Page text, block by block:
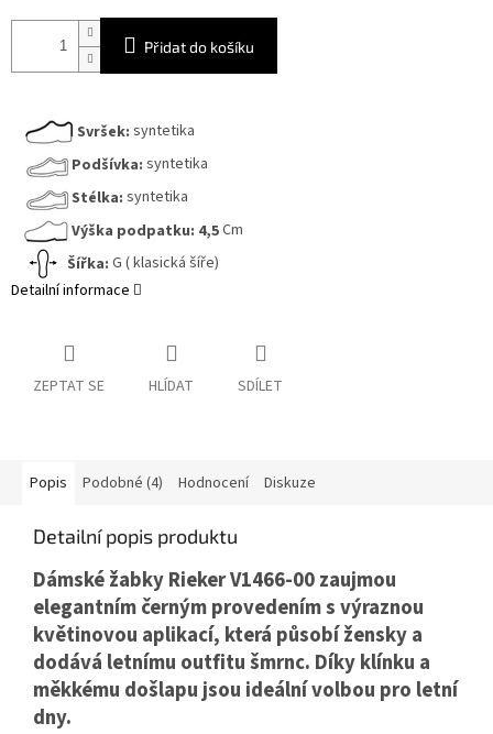
Přidat do košíku
Svršek: syntetika
Podšívka: syntetika
Stélka: syntetika
Výška podpatku: 4,5Cm
Šířka: G ( klasická šíře)
Detailní informace
ZEPTAT SE HLÍDAT SDÍLET
Popis Podobné (4) Hodnocení Diskuze
Detailní popis produktu
Dámské žabky Rieker V1466-00 zaujmou
elegantním černým provedením s výraznou
květinovou aplikací, která působí žensky a
dodává letnímu outfitu šmrnc. Díky klínku a
měkkému došlapu jsou ideální volbou pro letní
dny.